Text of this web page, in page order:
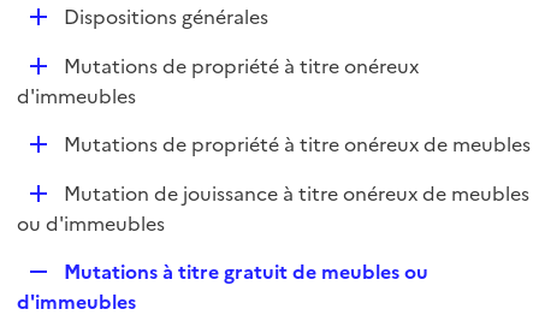
p
l
i
e
r
D
l
Dispositions générales
D
é
e
r
Mutations de propriété à titre onéreux
d'immeubles
D
l
r
Mutations de propriété à titre onéreux de meubles
D
é
i
Mutation de jouissance à titre onéreux de meubles
ou d'immeubles
e
Mutations à titre gratuit de meubles ou
d'immeubles